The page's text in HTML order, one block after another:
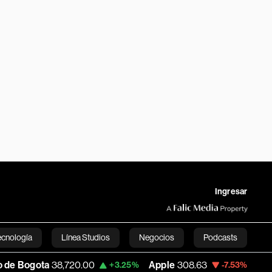
Ingresar
Línea Studios Negocios Podcasts
English+3.25% Apple 308.63 -7.53% USD COP